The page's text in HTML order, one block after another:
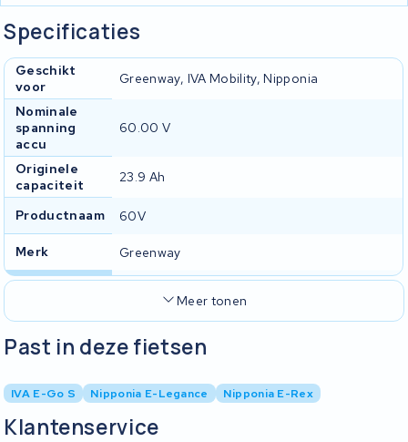
Specificaties
Geschikt
voor
Greenway, IVA Mobility, Nipponia
Nominale
spanning
accu
60.00 V
Originele
capaciteit
23.9 Ah
Productnaam 60V
Merk Greenway
Meer tonen
Past in deze fietsen
IVA E-Go S Nipponia E-Legance Nipponia E-Rex
Klantenservice